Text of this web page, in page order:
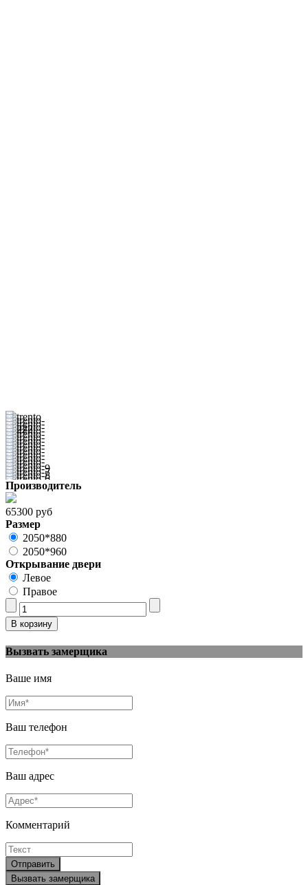
Производитель
65300 руб
Размер
2050*880
2050*960
Открывание двери
Левое
Правое
Вызвать замерщика
Ваше имя
Ваш телефон
Ваш адрес
Комментарий
Отправить
Вызвать замерщика